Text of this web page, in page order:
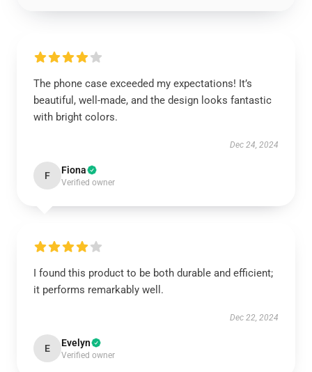
The phone case exceeded my expectations! It’s
beautiful, well-made, and the design looks fantastic
with bright colors.
Dec 24, 2024
F Fiona
Verified owner
I found this product to be both durable and efficient;
it performs remarkably well.
Dec 22, 2024
E Evelyn
Verified owner